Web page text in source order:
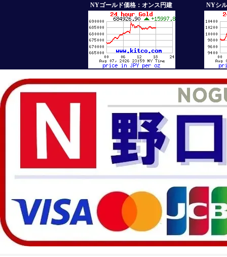
NYゴールド価格：オンス円建 NYシ